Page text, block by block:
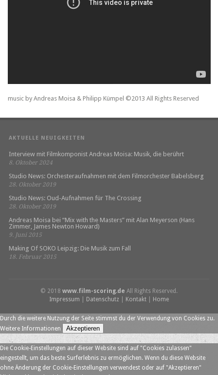
music by Andreas Moisa & Philipp Kümpel ©2013 All Rights Reserved
AKTUELLE NEUIGKEITEN
Interview mit Filmkomponist Andreas Moisa: Musik, die berührt
8. Oktober 2024
Studio News: Orchesteraufnahmen mit dem Filmorchester Babelsberg
28. Oktober 2019
Studio News: Oud-Aufnahmen für The Crossing
28. Oktober 2019
Andreas Moisa bei “Mix with the Masters” mit Alan Meyerson (Hans
Zimmer, James Newton Howard)
9. Juni 2015
Making Of SOKO Leipzig: Die Musik zum Fall
18. Februar 2015
© 2018 www.film-scoring.de All Rights Reserved.
Impressum
Datenschutz Kontakt Home
Durch die weitere Nutzung der Seite stimmst du der Verwendung von Cookies zu.
Weitere Informationen
Akzeptieren
Die Cookie-Einstellungen auf dieser Website sind auf "Cookies zulassen"
eingestellt, um das beste Surferlebnis zu ermöglichen. Wenn du diese Website
ohne Änderung der Cookie-Einstellungen verwendest oder auf "Akzeptieren"